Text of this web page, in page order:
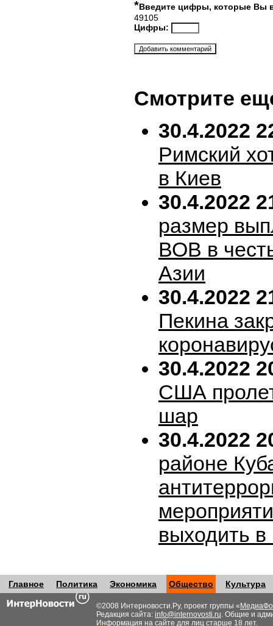
*Введите цифры, которые Вы
49105
Цифры:
Смотрите
30.4.2022
Римский
в Киев
30.4.2022
размер
ВОВ в
Азии
30.4.2022
Пекина
30.4.2022
США
шар
30.4.2022
районе
выходить
Главное Политика Экономика Общество Культура
©2008 Интерновости.Ру, проект группы «
Редакция сайта: info@internovosti.ru. Общие и
Информация на сайте для лиц старше 18 лет.